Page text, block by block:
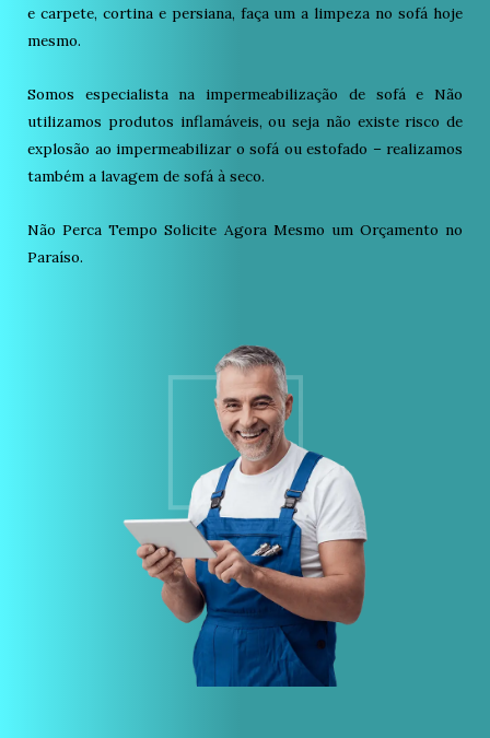
e carpete, cortina e persiana, faça um a limpeza no sofá hoje
mesmo.
Somos especialista na impermeabilização de sofá e Não
utilizamos produtos inflamáveis, ou seja não existe risco de
explosão ao impermeabilizar o sofá ou estofado – realizamos
também a lavagem de sofá à seco.
Não Perca Tempo Solicite Agora Mesmo um Orçamento no
Paraíso.